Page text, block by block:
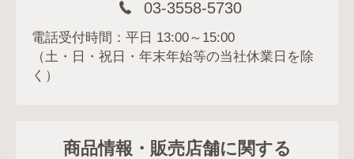
03-3558-5730
電話受付時間：平日 13:00～15:00
（土・日・祝日・年末年始等の当社休業日を除
く）
商品情報・販売店舗に関する